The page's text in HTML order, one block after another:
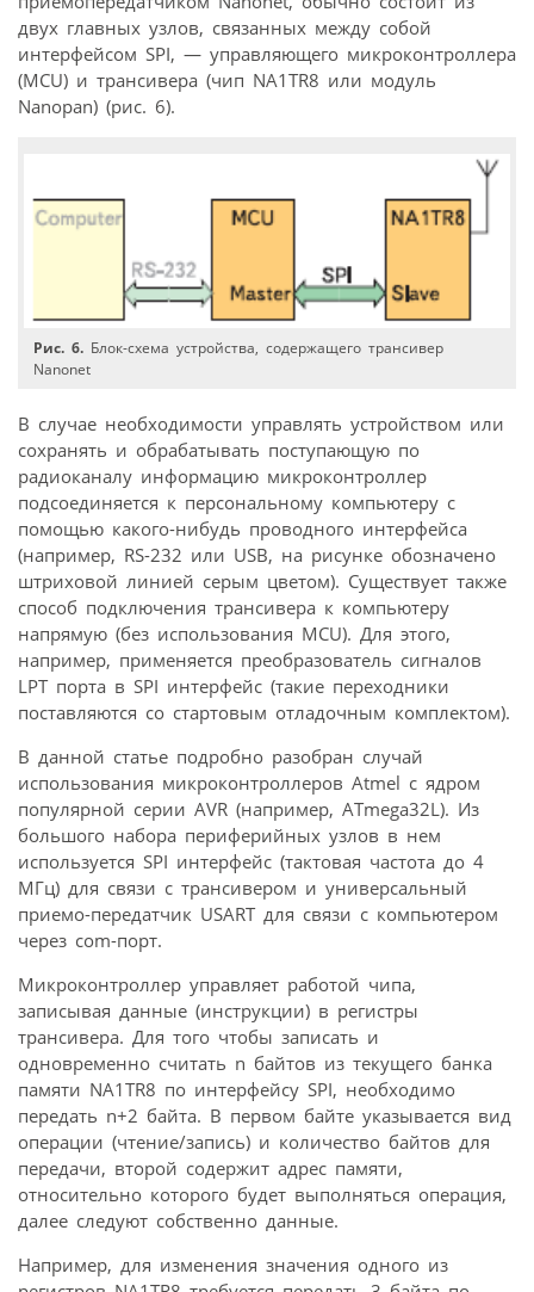
двух главных узлов, связанных между собой
интерфейсом SPI, — управляющего микроконтроллера
(MCU) и трансивера (чип NA1TR8 или модуль
Nanopan) (рис. 6).
Рис. 6. Блок-схема устройства, содержащего трансивер
Nanonet
В случае необходимости управлять устройством или
сохранять и обрабатывать поступающую по
радиоканалу информацию микроконтроллер
подсоединяется к персональному компьютеру с
помощью какого-нибудь проводного интерфейса
(например, RS-232 или USB, на рисунке обозначено
штриховой линией серым цветом). Существует также
способ подключения трансивера к компьютеру
напрямую (без использования MCU). Для этого,
например, применяется преобразователь сигналов
LPT порта в SPI интерфейс (такие переходники
поставляются со стартовым отладочным комплектом).
В данной статье подробно разобран случай
использования микроконтроллеров Atmel с ядром
популярной серии AVR (например, ATmega32L). Из
большого набора периферийных узлов в нем
используется SPI интерфейс (тактовая частота до 4
МГц) для связи с трансивером и универсальный
приемо-передатчик USART для связи с компьютером
через com-порт.
Микроконтроллер управляет работой чипа,
записывая данные (инструкции) в регистры
трансивера. Для того чтобы записать и
одновременно считать n байтов из текущего банка
памяти NA1TR8 по интерфейсу SPI, необходимо
передать n+2 байта. В первом байте указывается вид
операции (чтение/запись) и количество байтов для
передачи, второй содержит адрес памяти,
относительно которого будет выполняться операция,
далее следуют собственно данные.
Например, для изменения значения одного из